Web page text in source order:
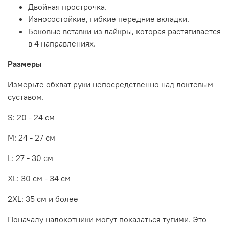
Двойная прострочка.
Износостойкие, гибкие передние вкладки.
Боковые вставки из лайкры, которая растягивается
в 4 направлениях.
Размеры
Измерьте обхват руки непосредственно над локтевым
суставом.
S: 20 - 24 см
M: 24 - 27 см
L: 27 - 30 см
XL: 30 см - 34 см
2XL: 35 см и более
Поначалу налокотники могут показаться тугими. Это